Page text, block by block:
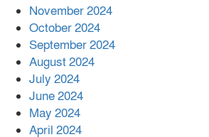
বান্দরবানে বন্যায়
মাঝে সহায়তা দিলেন
জেরী
November 2024
October 2024
September 2024
August 2024
July 2024
June 2024
May 2024
April 2024